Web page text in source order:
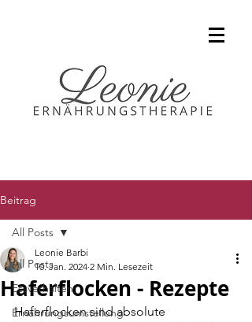
Beitrag
All Posts
Essverhalten
Ernährungsumstellung
All Posts
Haferflocken - Rezepte
Leonie Barbi
10. Jan. 2024 2 Min. Lesezeit
Haferflocken sind absolute